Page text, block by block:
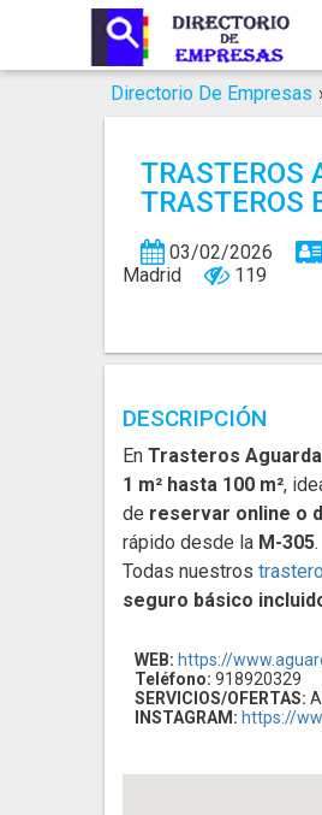
Inicio
Iniciar Sesión
Servicios Online
Publica Tu Empresa
Directorio De Empresas
TRASTEROS
TRASTEROS
03/02/2026
Madrid
119
DESCRIPCIÓN
En Trasteros
1 m² hasta 100 m²,
de reservar online o
rápido desde la M-305.
Todas nuestros
seguro básico
WEB: https://
Teléfono: 918920329
SERVICIOS/OFERTAS:
INSTAGRAM: https://